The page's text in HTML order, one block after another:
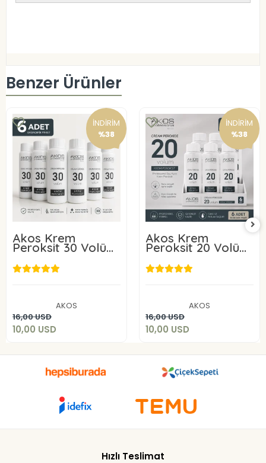
Benzer Ürünler
İNDİRİM
%38
Akos Krem
Peroksit 30 Volüm
%9 60ML-10 Adet
AKOS
16,00 USD
10,00 USD
Sepete Ekle
İNDİRİM
%38
Akos Krem
Peroksit 20 Volüm
%6 60ML-10 Adet
AKOS
16,00 USD
10,00 USD
Sepete Ekle
Hızlı Teslimat